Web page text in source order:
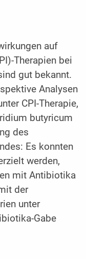
auf
Therapien bei
gut bekannt.
Analysen
CPI-Therapie,
butyricum
des
Es konnten
werden,
mit Antibiotika
der
unter
Gabe